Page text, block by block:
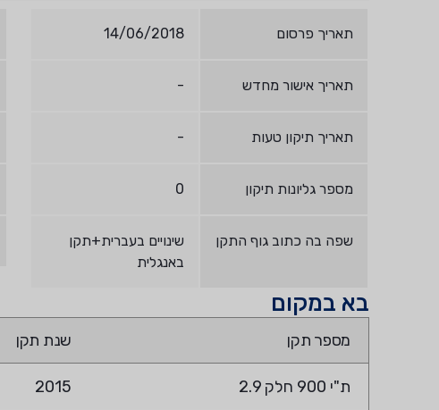
תאריך פרסום 14/06/2018
תאריך אישור מחדש -
תאריך תיקון טעות -
מספר גליונות תיקון 0
שפה בה כתוב גוף התקן
שינויים בעברית+תקן
באנגלית
בא במקום
מספר תקן שנת תקן
ת"י 900 חלק 2.9 2015